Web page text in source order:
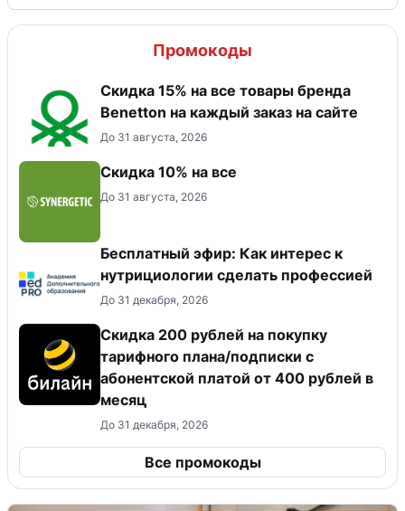
Промокоды
Скидка 15% на все товары бренда
Benetton на каждый заказ на сайте
До 31 августа, 2026
Скидка 10% на все
До 31 августа, 2026
Бесплатный эфир: Как интерес к
нутрициологии сделать профессией
До 31 декабря, 2026
Скидка 200 рублей на покупку
тарифного плана/подписки с
абонентской платой от 400 рублей в
месяц
До 31 декабря, 2026
Все промокоды